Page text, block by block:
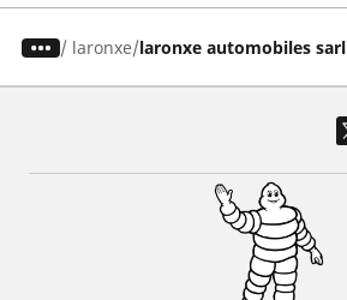
/ laronxe laronxe automobiles sarl